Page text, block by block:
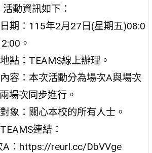
活動資訊如下：
期：115年2月27日(星期五)08:0
。
點：TEAMS線上辦理。
容：本次活動分為場次A與場次
場次同步進行。
象：關心本校的所有人士。
連結：
A：https://reurl.cc/DbVVge